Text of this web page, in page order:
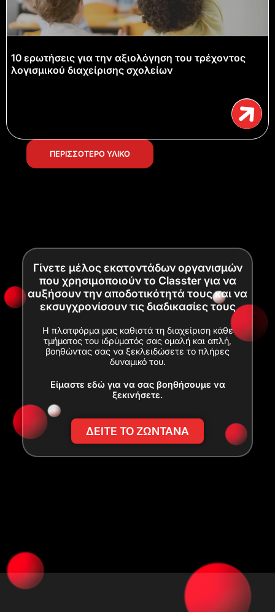
10 ερωτήσεις για την αξιολόγηση του τρέχοντος
λογισμικού διαχείρισης σχολείων
ΠΕΡΙΣΣΟΤΕΡΟ ΥΛΙΚΟ
Γίνετε μέλος εκατοντάδων οργανισμών
που χρησιμοποιούν το Classter για να
αυξήσουν την αποδοτικότητά τους και να
εκσυγχρονίσουν τις διαδικασίες τους
Η πλατφόρμα μας καθιστά τη διαχείριση κάθε
τμήματος του ιδρύματός σας ομαλή και απλή,
βοηθώντας σας να ξεκλειδώσετε το πλήρες
δυναμικό του.
Είμαστε εδώ για να σας βοηθήσουμε να
ξεκινήσετε.
ΔΕΙΤΕ ΤΟ ΖΩΝΤΑΝΑ